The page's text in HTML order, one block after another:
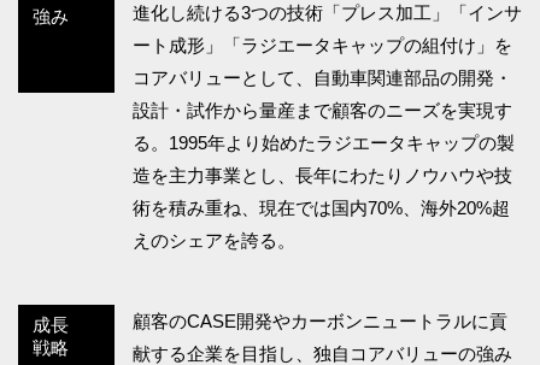
強み
進化し続ける3つの技術「プレス加工」「インサ
ート成形」「ラジエータキャップの組付け」を
コアバリューとして、自動車関連部品の開発・
設計・試作から量産まで顧客のニーズを実現す
る。1995年より始めたラジエータキャップの製
造を主力事業とし、長年にわたりノウハウや技
術を積み重ね、現在では国内70%、海外20%超
えのシェアを誇る。
成長
戦略
顧客のCASE開発やカーボンニュートラルに貢
献する企業を目指し、独自コアバリューの強み